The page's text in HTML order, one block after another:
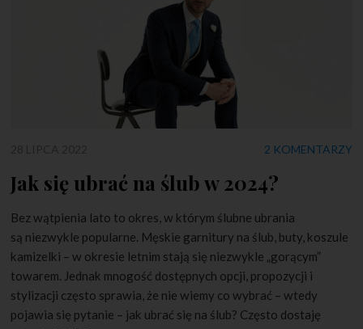
2 KOMENTARZY
Jak się ubrać na ślub w 2024?
Bez wątpienia lato to okres, w którym ślubne ubrania
są niezwykle popularne. Męskie garnitury na ślub, buty, koszule
kamizelki – w okresie letnim stają się niezwykle „gorącym”
towarem. Jednak mnogość dostępnych opcji, propozycji i
stylizacji często sprawia, że nie wiemy co wybrać – wtedy
pojawia się pytanie – jak ubrać się na ślub? Często dostaję